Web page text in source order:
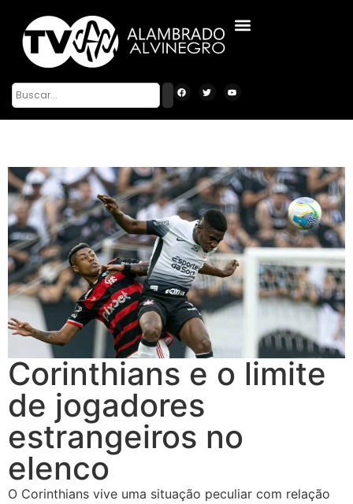
Corinthians e o limite
de jogadores
estrangeiros no
elenco
O Corinthians vive uma situação peculiar com relação